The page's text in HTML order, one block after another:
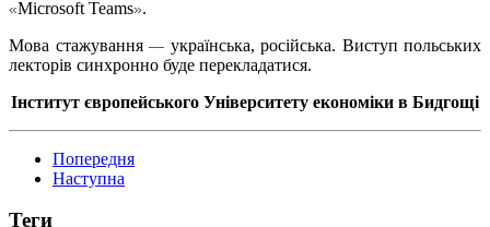
«Microsoft Teams».
Мова стажування — українська, російська. Виступ польських
лекторів синхронно буде перекладатися.
Інститут європейського Університету економіки в Бидгощі
Попередня
Наступна
Теги